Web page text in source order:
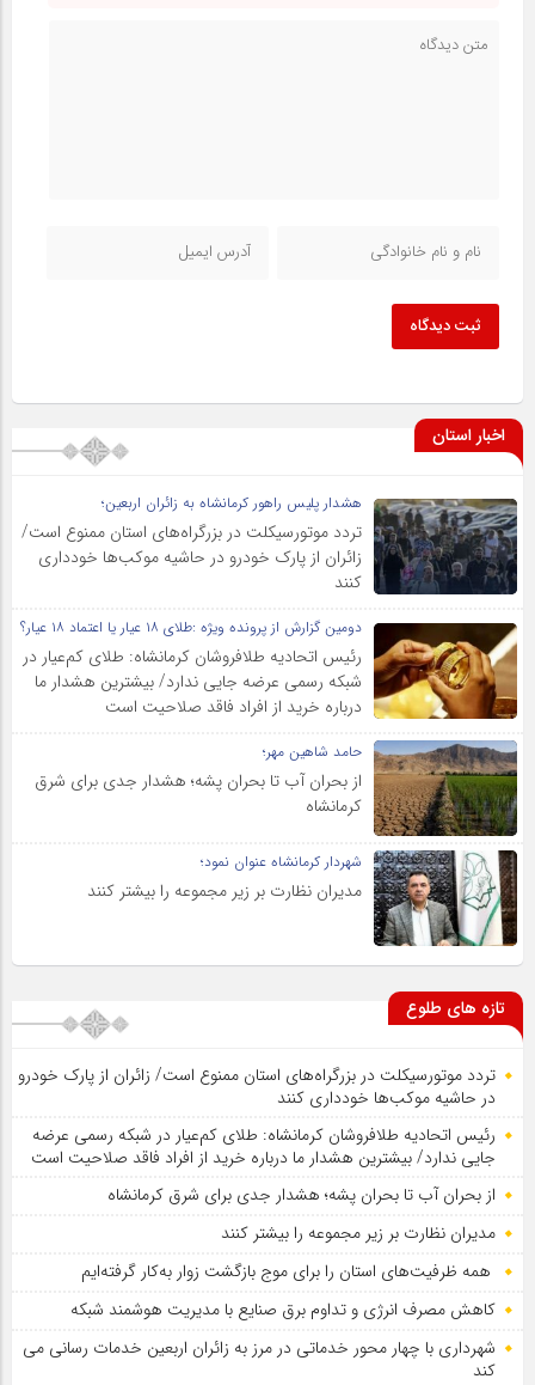
ثبت دیدگاه
اخبار استان
هشدار پلیس راهور کرمانشاه به زائران اربعین؛
تردد موتورسیکلت در بزرگراه‌های استان ممنوع است/
زائران از پارک خودرو در حاشیه موکب‌ها خودداری
کنند
دومین گزارش از پرونده ویژه :طلای ۱۸ عیار یا اعتماد ۱۸ عیار؟
رئیس اتحادیه طلافروشان کرمانشاه: طلای کم‌عیار در
شبکه رسمی عرضه جایی ندارد/ بیشترین هشدار ما
درباره خرید از افراد فاقد صلاحیت است
حامد شاهین مهر؛
از بحران آب تا بحران پشه؛ هشدار جدی برای شرق
کرمانشاه
شهردار کرمانشاه عنوان نمود؛
مدیران نظارت بر زیر مجموعه را بیشتر کنند
تازه های طلوع
تردد موتورسیکلت در بزرگراه‌های استان ممنوع است/ زائران از پارک خودرو
در حاشیه موکب‌ها خودداری کنند
رئیس اتحادیه طلافروشان کرمانشاه: طلای کم‌عیار در شبکه رسمی عرضه
جایی ندارد/ بیشترین هشدار ما درباره خرید از افراد فاقد صلاحیت است
از بحران آب تا بحران پشه؛ هشدار جدی برای شرق کرمانشاه
مدیران نظارت بر زیر مجموعه را بیشتر کنند
همه ظرفیت‌های استان را برای موج بازگشت زوار به‌کار گرفته‌ایم
کاهش مصرف انرژی و تداوم برق صنایع با مدیریت هوشمند شبکه
شهرداری با چهار محور خدماتی در مرز به زائران اربعین خدمات رسانی می
کند